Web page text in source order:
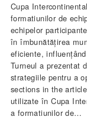
Cupa
formatiunilor de
echipelor
în îmbunătățirea
eficiente,
Turneul a prezentat
strategiile pentru a
sections in the
utilizate în Cupa
a formatiunilor de…